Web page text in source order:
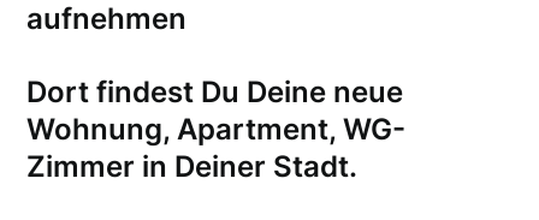
aufnehmen
Dort findest Du Deine neue
Wohnung, Apartment, WG-
Zimmer in Deiner Stadt.